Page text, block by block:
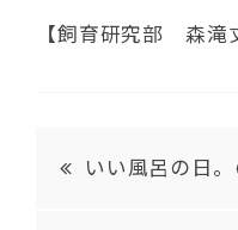
【飼育研究部 森滝
いい風呂の日